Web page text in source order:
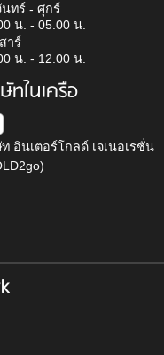
ทร์ - ศุกร์
น. - 05.00 น.
าร์
น. - 12.00 น.
ทในเครือ
อินเตอร์โกลด์ เจเนอเรชั่น